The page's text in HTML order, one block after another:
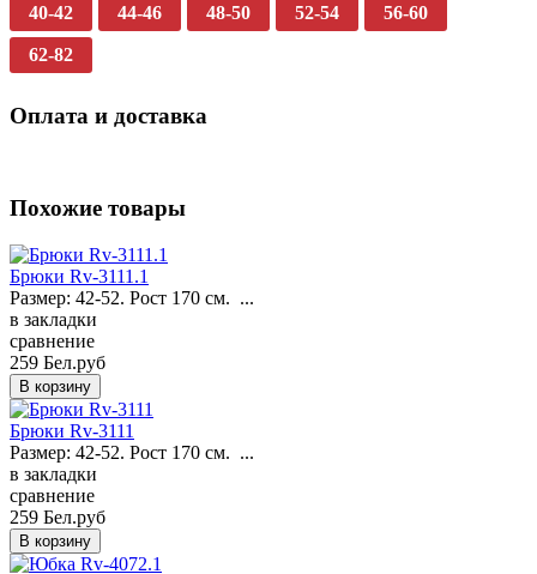
40-42 44-46 48-50 52-54 56-60
62-82
Оплата и доставка
Похожие товары
Брюки Rv-3111.1
Размер: 42-52. Рост 170 см. ...
в закладки
сравнение
259 Бел.руб
Брюки Rv-3111
Размер: 42-52. Рост 170 см. ...
в закладки
сравнение
259 Бел.руб